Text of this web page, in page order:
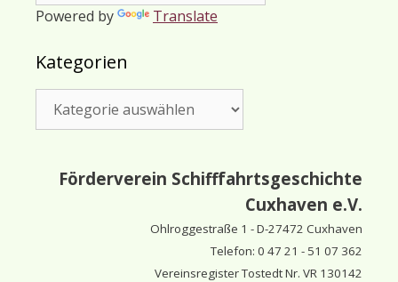
Powered by Translate
Kategorien
Förderverein Schifffahrtsgeschichte
Cuxhaven e.V.
Ohlroggestraße 1 - D-27472 Cuxhaven
Telefon: 0 47 21 - 51 07 362
Vereinsregister Tostedt Nr. VR 130142